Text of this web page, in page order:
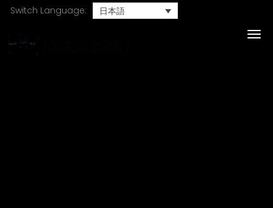
Switch Language:
日本語